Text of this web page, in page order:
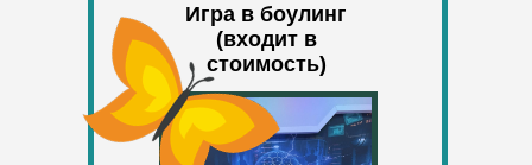
Игра в боулинг
(входит в
стоимость)
АНАСТАСИЯ